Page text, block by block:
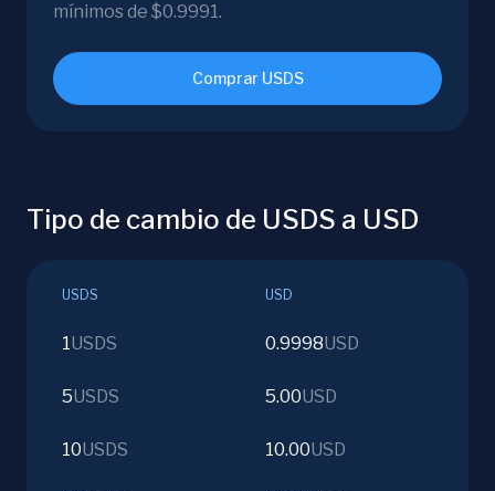
mínimos de $0.9991.
Comprar USDS
Tipo de cambio de USDS a USD
USDS USD
1USDS 0.9998USD
5USDS 5.00USD
10USDS 10.00USD